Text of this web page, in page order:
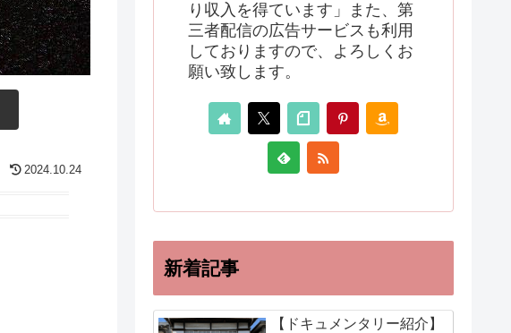
2024.10.24
り収入を得ています」また、第
三者配信の広告サービスも利用
しておりますので、よろしくお
願い致します。
新着記事
【ドキュメンタリー紹介】